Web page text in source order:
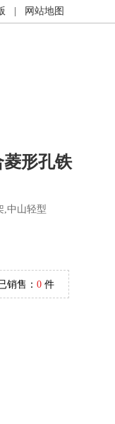
| 网站地图
形孔铁
,中山轻型
销售： 0件